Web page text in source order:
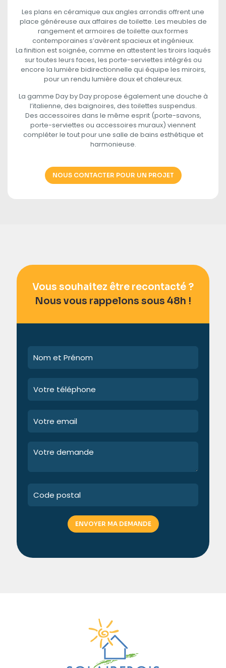
Les plans en céramique aux angles arrondis offrent une
place généreuse aux affaires de toilette. Les meubles de
rangement et armoires de toilette aux formes
contemporaines s’avèrent spacieux et ingénieux.
La finition est soignée, comme en attestent les tiroirs laqués
sur toutes leurs faces, les porte-serviettes intégrés ou
encore la lumière bidirectionnelle qui équipe les miroirs,
pour un rendu lumière doux et chaleureux.
La gamme Day by Day propose également une douche à
l’italienne, des baignoires, des toilettes suspendus.
Des accessoires dans le même esprit (porte-savons,
porte-serviettes ou accessoires muraux) viennent
compléter le tout pour une salle de bains esthétique et
harmonieuse.
NOUS CONTACTER POUR UN PROJET
Vous souhaitez être recontacté ?
Nous vous rappelons sous 48h !